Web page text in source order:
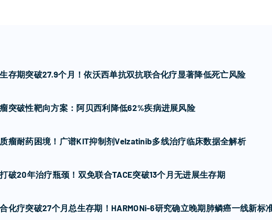
存期突破27.9个月！依沃西单抗双抗联合化疗显著降低死亡风险
突破性靶向方案：阿贝西利降低62%疾病进展风险
瘤耐药困境！广谱KIT抑制剂Velzatinib多线治疗临床数据全解析
破20年治疗瓶颈！双免联合TACE突破13个月无进展生存期
化疗突破27个月总生存期！HARMONi-6研究确立晚期肺鳞癌一线新标